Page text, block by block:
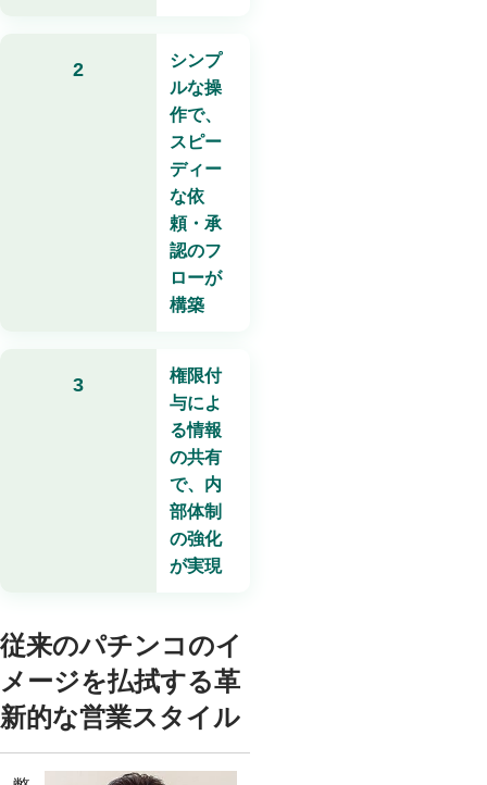
2
シンプ
ルな操
作で、
スピー
ディー
な依
頼・承
認のフ
ローが
構築
3
権限付
与によ
る情報
の共有
で、内
部体制
の強化
が実現
従来のパチンコのイ
メージを払拭する革
新的な営業スタイル